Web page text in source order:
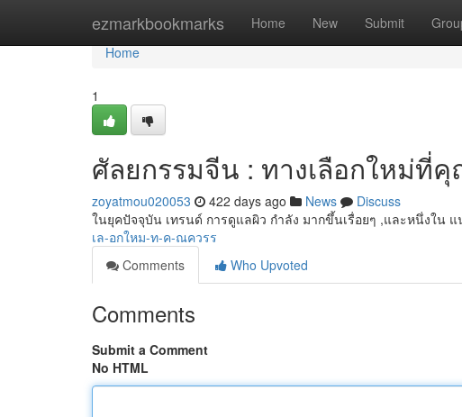
ezmarkbookmarks Home New Submit
Home
Home
1
ศัลยกรรมจีน : ทางเลือกใหม่ที่
zoyatmou020053 422 days ago News
Discuss
ในยุคปัจจุบัน เทรนด์ การดูแลผิว กำลัง มากขึ้นเรื่อยๆ ,และหนึ่งใน แ
เล-อกใหม-ท-ค-ณควรร
Comments
Who Upvoted
Comments
Submit a Comment
No HTML